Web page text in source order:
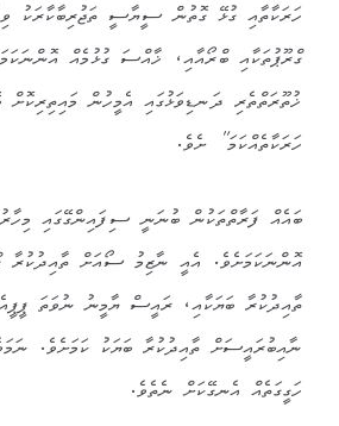
ހަރަކާތާއި ގުޅޭ ގޮތުން ސީޔާސީ ތަޖުރިބާކާރަކު
ގްރޫޕުތަކާއި ބްރޯއާއި، ޚާއްސަ ގުޅުމެއް
ޚުތޫރަތްތެރި ދަނޑިވަޅުގައި އެމީހުން މައިތިރިކޮށް
ހަރަކާތެއްކަމަ” ށެވެ.
އޮންނަކަމަށެވެ. އެއީ ނާޒިމު ސޯއަށް ތާއިދުކުރާ
ތާއިދުކުރާ ބަޔަކާއި، ރައީސް ޔާމީނު ނުވަތަ
ނާއިބުރައީސަށް ތާއިދުކުރާ ބަޔަކު ކަމަށެވެ.
ހަގީގަތެއް އެނގޭކަށް ނެތެވެ.